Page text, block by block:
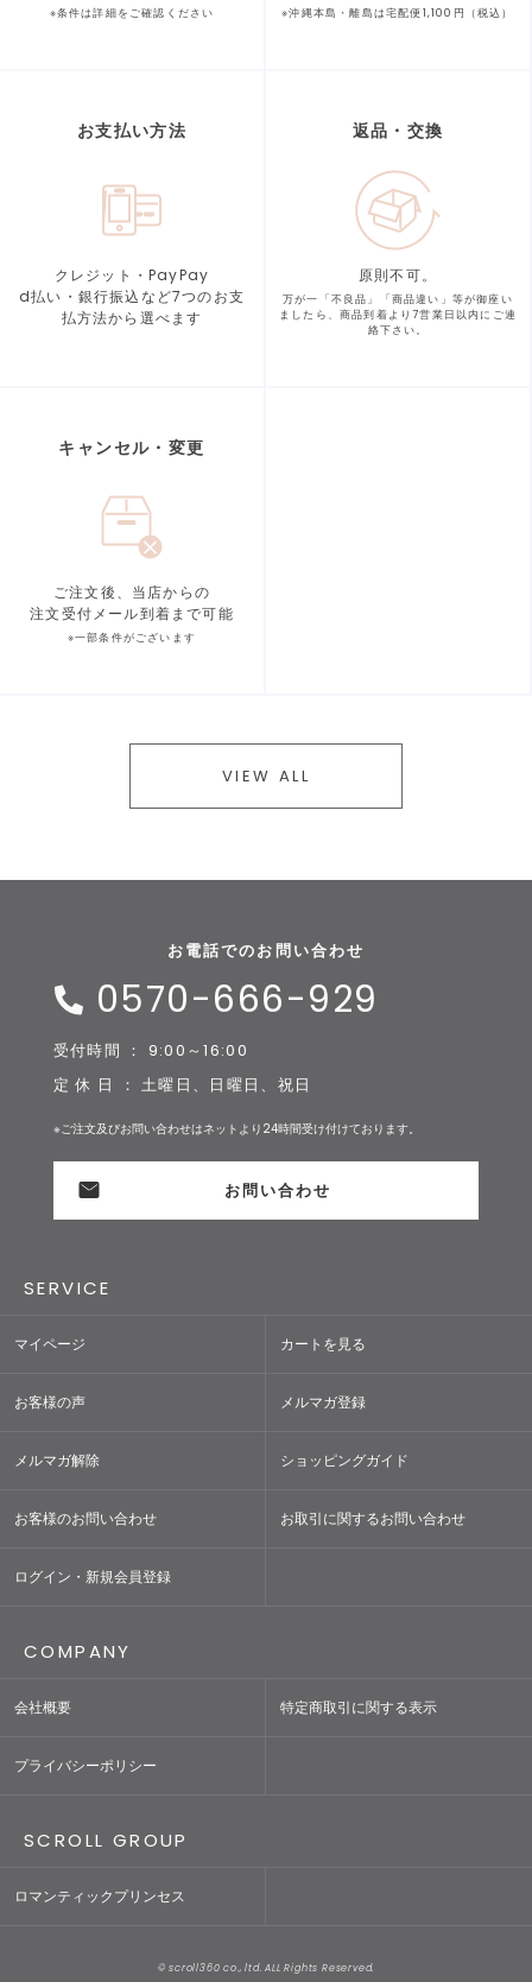
※条件は詳細をご確認ください ※沖縄本島・離島は宅配便1,100円（税込）
お支払い方法
クレジット・PayPay
d払い・銀行振込など7つのお支
払方法から選べます
返品・交換
原則不可。
万が一「不良品」「商品違い」等が御座い
ましたら、商品到着より7営業日以内にご連
絡下さい。
キャンセル・変更
ご注文後、当店からの
注文受付メール到着まで可能
※一部条件がございます
VIEW ALL
お電話でのお問い合わせ
0570-666-929
受付時間 ： 9:00～16:00
定 休 日 ： 土曜日、日曜日、祝日
※ご注文及びお問い合わせはネットより24時間受け付けております。
お問い合わせ
SERVICE
マイページ カートを見る
お客様の声 メルマガ登録
メルマガ解除 ショッピングガイド
お客様のお問い合わせ お取引に関するお問い合わせ
ログイン・新規会員登録
COMPANY
会社概要 特定商取引に関する表示
プライバシーポリシー
SCROLL GROUP
ロマンティックプリンセス
© scroll360 co., ltd. ALL Rights Reserved.